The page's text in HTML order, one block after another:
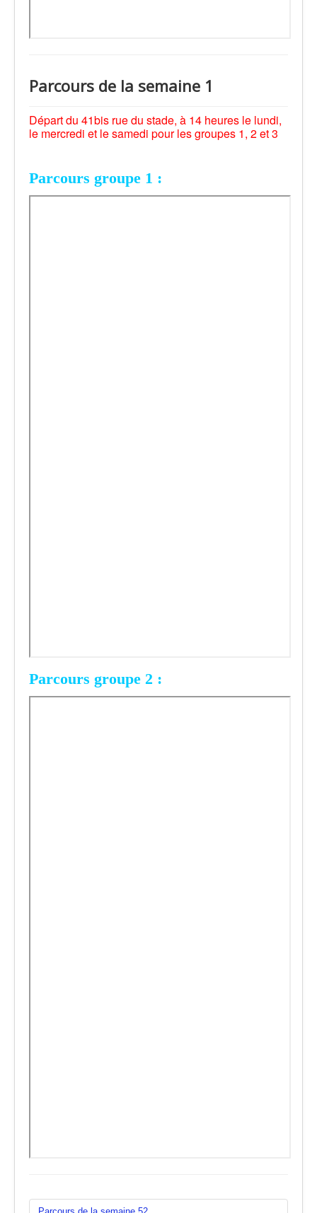
Parcours de la semaine 1
Départ du 41bis rue du stade, à 14 heures le lundi,
le mercredi et le samedi pour les groupes 1, 2 et 3
Parcours groupe 1 :
Parcours groupe 2 :